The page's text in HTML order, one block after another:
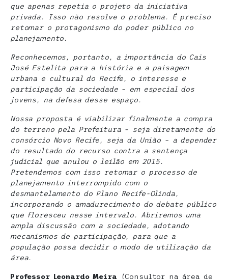
que apenas repetia o projeto da iniciativa
privada. Isso não resolve o problema. É preciso
retomar o protagonismo do poder público no
planejamento.
Reconhecemos, portanto, a importância do Cais
José Estelita para a história e a paisagem
urbana e cultural do Recife, o interesse e
participação da sociedade – em especial dos
jovens, na defesa desse espaço.
Nossa proposta é viabilizar finalmente a compra
do terreno pela Prefeitura – seja diretamente do
consórcio Novo Recife, seja da União – a depender
do resultado do recurso contra a sentença
judicial que anulou o leilão em 2015.
Pretendemos com isso retomar o processo de
planejamento interrompido com o
desmantelamento do Plano Recife-Olinda,
incorporando o amadurecimento do debate público
que floresceu nesse intervalo. Abriremos uma
ampla discussão com a sociedade, adotando
mecanismos de participação, para que a
população possa decidir o modo de utilização da
área.
Professor Leonardo Meira (Consultor na área de